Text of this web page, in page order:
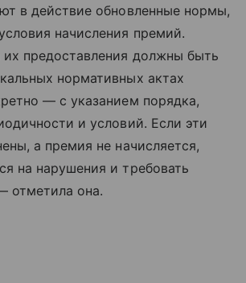
в действие обновленные нормы,
начисления премий.
их предоставления должны быть
нормативных актах
— с указанием порядка,
и условий. Если эти
а премия не начисляется,
на нарушения и требовать
отметила она.